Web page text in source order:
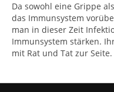
Da sowohl eine Grippe
das Immunsystem
man in dieser Zeit
Immunsystem stärken.
mit Rat und Tat zur Seite.